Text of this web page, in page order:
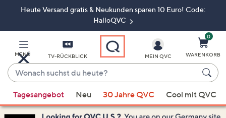
ZumHeute Versand gratis & Neukunden sparen 10 Euro! Code:
HalloQVC
MENÜ TV-RÜCKBLICK
Wonach
suchst
du
heute?
Vorschläge
verfügbar
MEIN QVC
0
WARENKORB
Tagesangebot Neu 30 Jahre QVC Cool mit QVC